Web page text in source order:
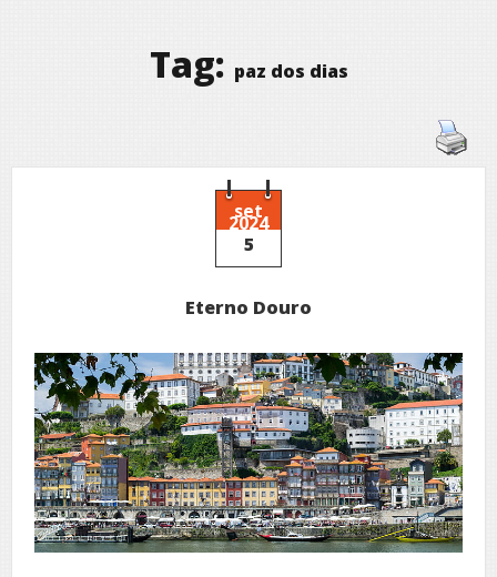
Tag: paz dos dias
set
2024
5
Eterno Douro